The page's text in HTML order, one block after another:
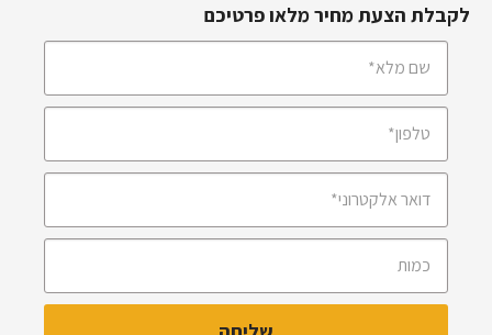
לקבלת הצעת מחיר מלאו פרטיכם